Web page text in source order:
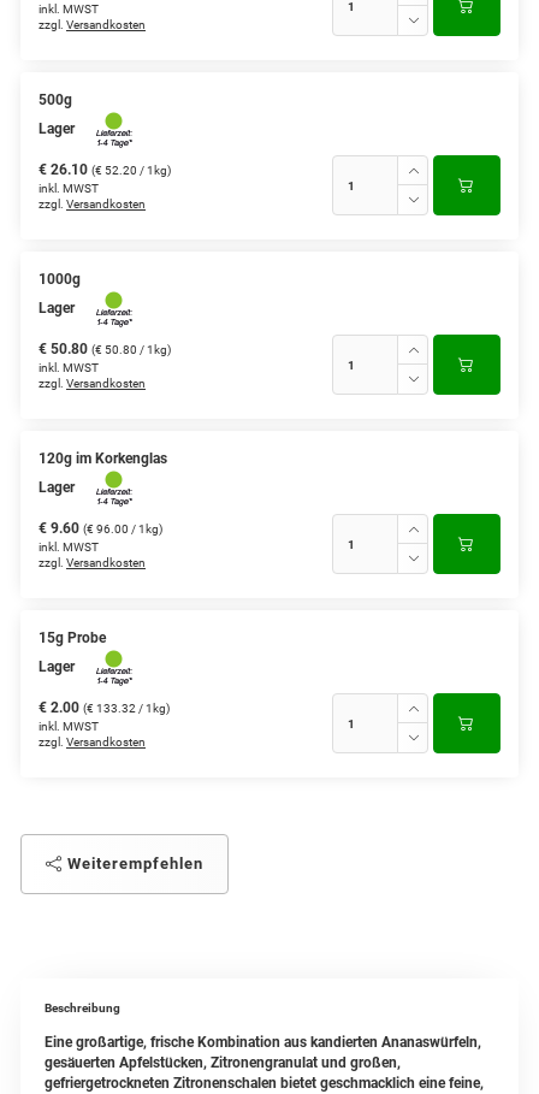
Aromatisierter Schwarztee
inkl. MWST
zzgl. Versandkosten
500g
Lager
€ 26.10 (€ 52.20 / 1kg)
inkl. MWST
zzgl. Versandkosten
1000g
Lager
€ 50.80 (€ 50.80 / 1kg)
inkl. MWST
zzgl. Versandkosten
120g im Korkenglas
Lager
€ 9.60 (€ 96.00 / 1kg)
inkl. MWST
zzgl. Versandkosten
15g Probe
Lager
€ 2.00 (€ 133.32 / 1kg)
inkl. MWST
zzgl. Versandkosten
Weiterempfehlen
Beschreibung
Eine großartige, frische Kombination aus kandierten Ananaswürfeln,
gesäuerten Apfelstücken, Zitronengranulat und großen,
gefriergetrockneten Zitronenschalen bietet geschmacklich eine feine,